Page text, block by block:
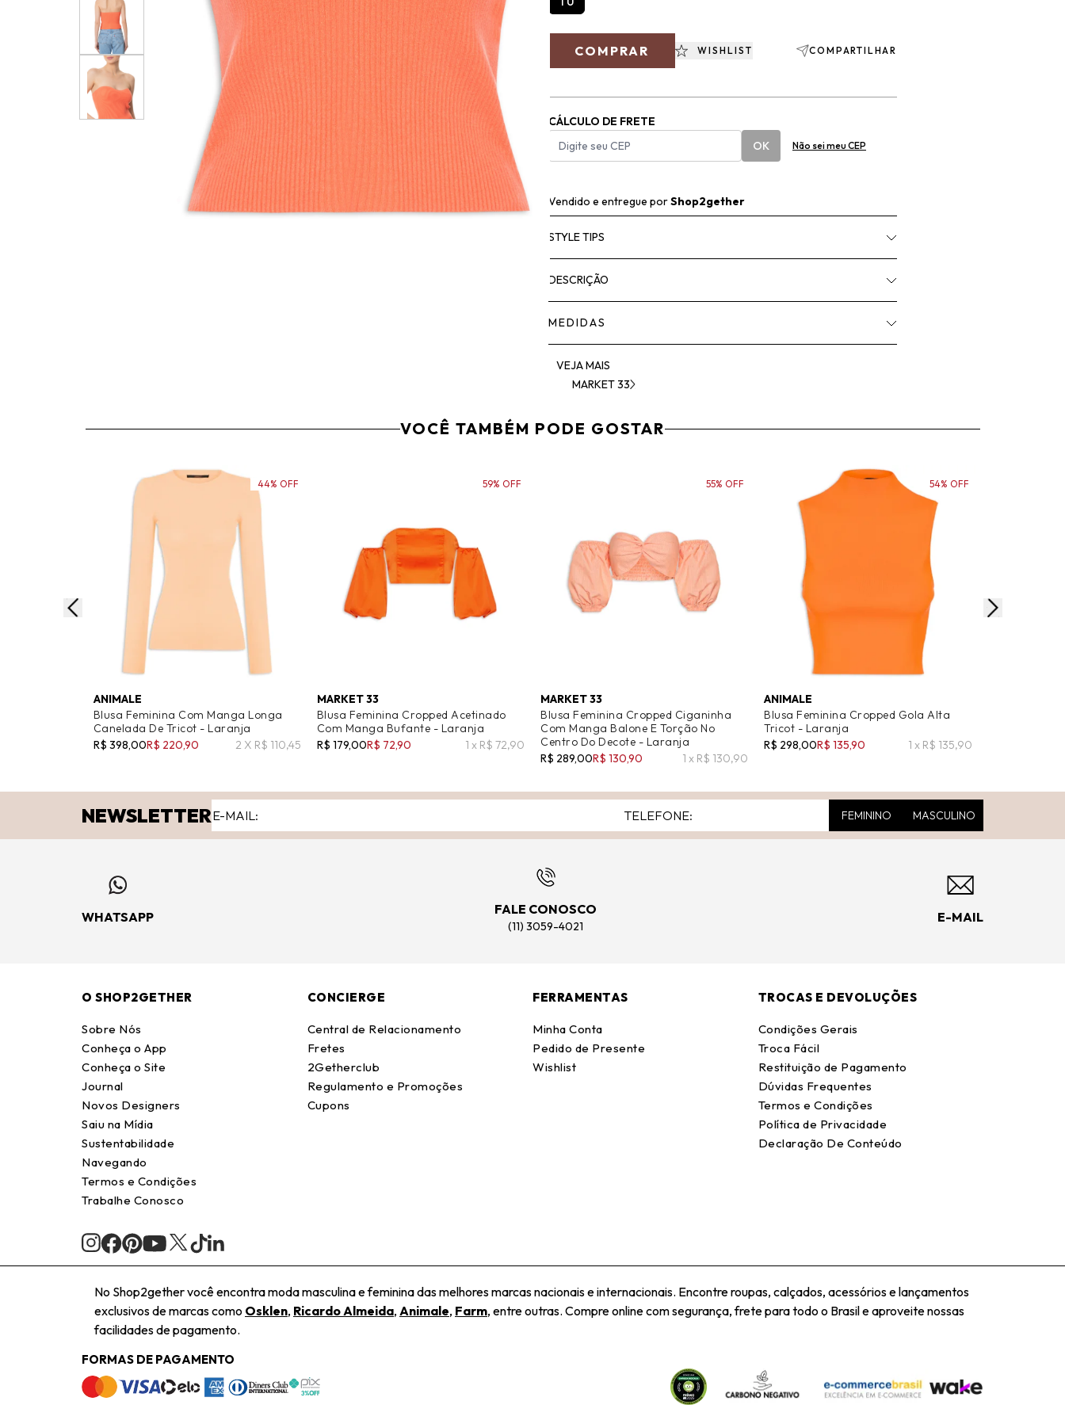
COMPRAR WISHLIST COMPARTILHAR
CÁLCULO DE FRETE
OK
Não sei meu CEP
Vendido e entregue porShop2gether
STYLE TIPS
DESCRIÇÃO
MEDIDAS
VEJA MAIS
MARKET 33
VOCÊ TAMBÉM PODE GOSTAR
ANIMALE
Blusa Feminina Com Manga Longa
Canelada De Tricot - Laranja
R$ 398,00R$ 220,90 2 X R$ 110,45
44% OFF
MARKET 33
Blusa Feminina Cropped Acetinado
Com Manga Bufante - Laranja
R$ 179,00R$ 72,90 1 x R$ 72,90
59% OFF
MARKET 33
Blusa Feminina Cropped Ciganinha
Com Manga Balone E Torção No
Centro Do Decote - Laranja
R$ 289,00R$ 130,90 1 x R$ 130,90
55% OFF
ANIMALE
Blusa Feminina Cropped Gola Alta
Tricot - Laranja
R$ 298,00R$ 135,90 1 x R$ 135,90
54% OFF
NEWSLETTER FEMININO MASCULINO
WHATSAPP
FALE CONOSCO
(11) 3059-4021
E-MAIL
O SHOP2GETHER
Sobre Nós
Conheça o App
Conheça o Site
Journal
Novos Designers
Saiu na Mídia
Sustentabilidade
Navegando
Termos e Condições
Trabalhe Conosco
CONCIERGE
Central de Relacionamento
Fretes
2Getherclub
Regulamento e Promoções
Cupons
FERRAMENTAS
Minha Conta
Pedido de Presente
Wishlist
TROCAS E DEVOLUÇÕES
Condições Gerais
Troca Fácil
Restituição de Pagamento
Dúvidas Frequentes
Termos e Condições
Política de Privacidade
Declaração De Conteúdo
No Shop2gether você encontra moda masculina e feminina das melhores marcas nacionais e internacionais. Encontre roupas, calçados, acessórios e lançamentos
exclusivos de marcas como Osklen, Ricardo Almeida, Animale, Farm, entre outras. Compre online com segurança, frete para todo o Brasil e aproveite nossas
facilidades de pagamento.
FORMAS DE PAGAMENTO